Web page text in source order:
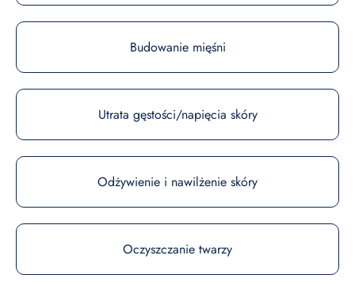
Budowanie mięśni
Utrata gęstości/napięcia skóry
Odżywienie i nawilżenie skóry
Oczyszczanie twarzy